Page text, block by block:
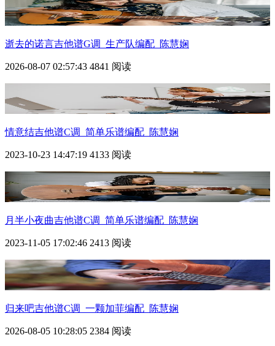
逝去的诺言吉他谱G调_生产队编配_陈慧娴
2026-08-07 02:57:43 4841 阅读
情意结吉他谱C调_简单乐谱编配_陈慧娴
2023-10-23 14:47:19 4133 阅读
月半小夜曲吉他谱C调_简单乐谱编配_陈慧娴
2023-11-05 17:02:46 2413 阅读
归来吧吉他谱C调_一颗加菲编配_陈慧娴
2026-08-05 10:28:05 2384 阅读